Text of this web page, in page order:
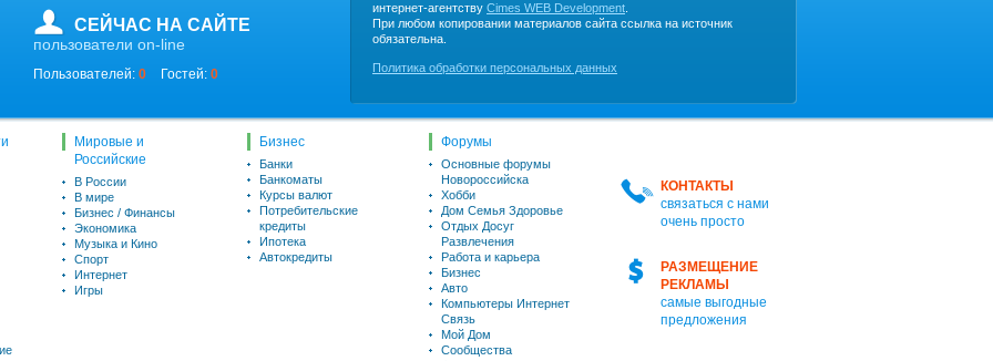
интернет-агентству Cimes WEB Development
При любом копировании материалов сайта ссылка на источник
обязательна.
Политика обработки персональных данных
СЕЙЧАС НА САЙТЕ
пользователи on-line
Пользователей: 0 Гостей: 0
КОНТАКТЫ
связаться с нами
очень просто
РАЗМЕЩЕНИЕ
РЕКЛАМЫ
самые выгодные
предложения
Мировые и
Российские
В России
В мире
Бизнес / Финансы
Экономика
Музыка и Кино
Спорт
Интернет
Игры
Бизнес
Банки
Банкоматы
Курсы валют
Потребительские
кредиты
Ипотека
Автокредиты
Форумы
Основные форумы
Новороссийска
Хобби
Дом Семья Здоровье
Отдых Досуг
Развлечения
Работа и карьера
Бизнес
Авто
Компьютеры Интернет
Связь
Мой Дом
Сообщества